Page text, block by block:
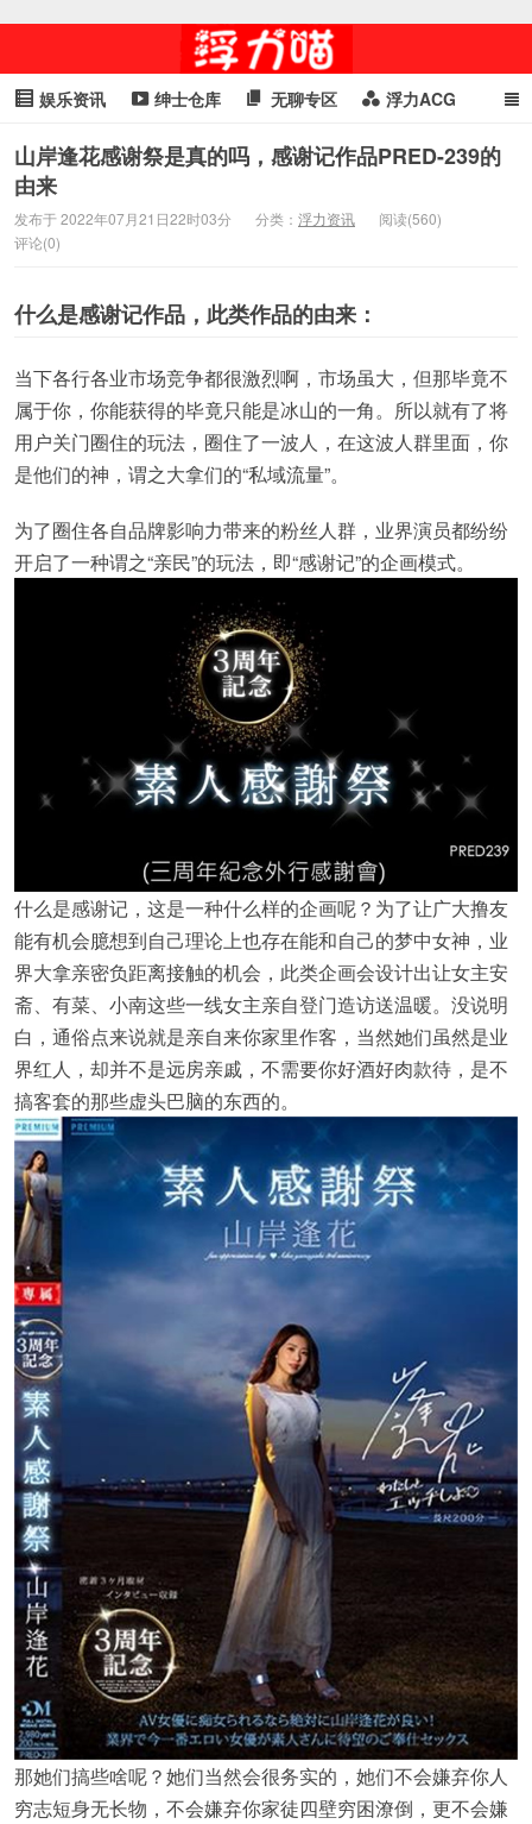
喵星闻
娱乐资讯 绅士仓库 无聊专区 浮力ACG
浮力GIF 明星头条 浮力资讯 头条女神 萌妹专区
cosplay
山岸逢花感谢祭是真的吗，感谢记作品PRED-239的
由来
发布于 2022年07月21日22时03分 分类： 浮力资讯
阅读(560)
评论(0)
什么是感谢记作品，此类作品的由来：
当下各行各业市场竞争都很激烈啊，市场虽大，但那毕竟不
属于你，你能获得的毕竟只能是冰山的一角。所以就有了将
用户关门圈住的玩法，圈住了一波人，在这波人群里面，你
是他们的神，谓之大拿们的“私域流量”。
为了圈住各自品牌影响力带来的粉丝人群，业界演员都纷纷
开启了一种谓之“亲民”的玩法，即“感谢记”的企画模式。
什么是感谢记，这是一种什么样的企画呢？为了让广大撸友
能有机会臆想到自己理论上也存在能和自己的梦中女神，业
界大拿亲密负距离接触的机会，此类企画会设计出让女主安
斋、有菜、小南这些一线女主亲自登门造访送温暖。没说明
白，通俗点来说就是亲自来你家里作客，当然她们虽然是业
界红人，却并不是远房亲戚，不需要你好酒好肉款待，是不
搞客套的那些虚头巴脑的东西的。
那她们搞些啥呢？她们当然会很务实的，她们不会嫌弃你人
穷志短身无长物，不会嫌弃你家徒四壁穷困潦倒，更不会嫌